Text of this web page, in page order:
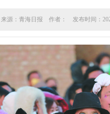
来源：青海日报 作者： 发布时间：